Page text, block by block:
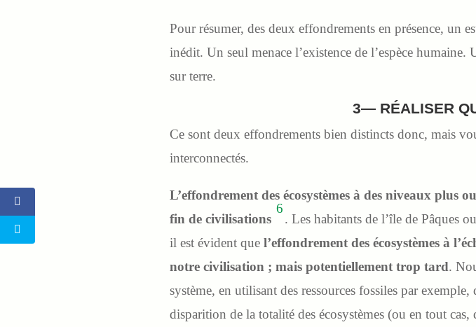
Pour résumer, des deux effondrements en présence, un
inédit. Un seul menace l’existence de l’espèce
sur terre.
3— RÉALISER
Ce sont deux effondrements bien distincts donc, mais
interconnectés.
L’effondrement des écosystèmes à des niveaux plus
fin de civilisations
6
. Les habitants de l’île de Pâques
il est évident quel’effondrement des écosystèmes à
notre civilisation ; mais potentiellement trop tard.
système, en utilisant des ressources fossiles par
disparition de la totalité des écosystèmes (ou en tout